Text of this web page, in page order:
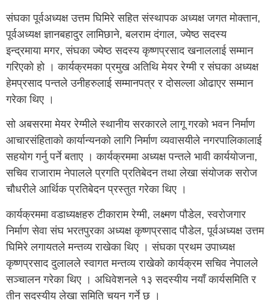
संघका पूर्वअध्यक्ष उत्तम घिमिरे सहित संस्थापक अध्यक्ष जगत माेक्तान,
पूर्वअध्यक्ष ज्ञानबहादुर लामिछाने, बलराम दंगाल, ज्येष्ठ सदस्य
इन्द्रमाया मगर, संघका ज्येष्ठ सदस्य कृष्णप्रसाद खनाललाई सम्मान
गरिएकाे हाे । कार्यक्रमका प्रमुख अतिथि मेयर रेग्मी र संघका अध्यक्ष
हेमप्रसाद पन्तले उनीहरुलाई सम्मानपत्र र दाेसल्ला ओढाएर सम्मान
गरेका थिए ।
साे अबसरमा मेयर रेग्मीले स्थानीय सरकारले लागू गरकाे भवन निर्माण
आचारसंहिताकाे कार्यान्यनकाे लागि निर्माण व्यवासयीले नगरपालिकालाई
सहयाेग गर्नु पर्ने बताए । कार्यक्रममा अध्यक्ष पन्तले भावी कार्ययाेजना,
सचिव राजाराम नेपालले प्रगति प्रतिबेदन तथा लेखा संयाेजक सराेज
चाैधरीले आर्थिक प्रतिबेदन प्रस्तुत गरेका थिए ।
कार्यक्रममा वडाध्यक्षहरु टीकाराम रेग्मी, लक्ष्मण पाैडेल, स्वराेजगार
निर्माण सेवा संघ भरतपुरका अध्यक्ष कृष्णप्रसाद पाैडेल, पूर्वअध्यक्ष उत्तम
घिमिरे लगायतले मन्तव्य राखेका थिए । संघका प्रथम उपाध्यक्ष
कृष्णप्रसाद दुलालले स्वागत मन्तव्य राखेकाे कार्यक्रम सचिव नेपालले
सञ्चालन गरेका थिए । अधिवेशनले १३ सदस्यीय नयाँ कार्यसमिति र
तीन सदस्यीय लेखा समिति चयन गर्ने छ ।